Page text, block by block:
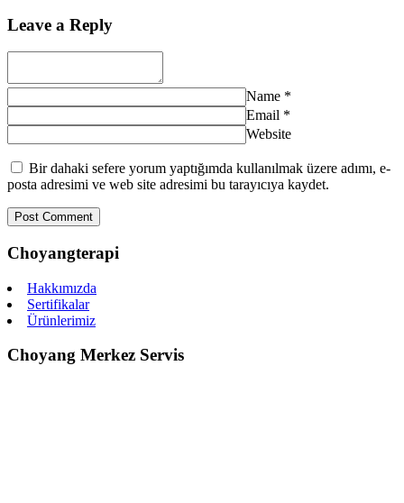
Leave a Reply
Name *
Email *
Website
Bir dahaki sefere yorum yaptığımda kullanılmak üzere adımı, e-
posta adresimi ve web site adresimi bu tarayıcıya kaydet.
Choyangterapi
Hakkımızda
Sertifikalar
Ürünlerimiz
Choyang Merkez Servis